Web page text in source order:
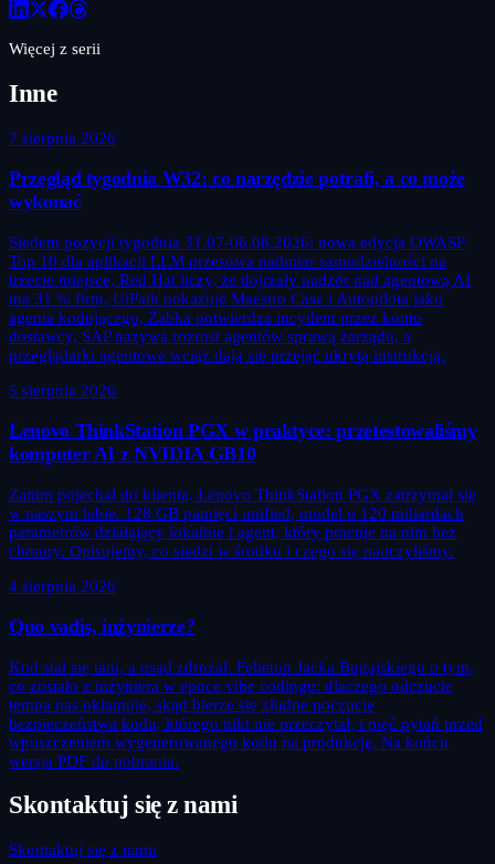
Więcej z serii
Inne
7 sierpnia 2026
Przegląd tygodnia W32: co narzędzie potrafi, a co może
wykonać
Siedem pozycji tygodnia 31.07-06.08.2026: nowa edycja OWASP
Top 10 dla aplikacji LLM przesuwa nadmiar samodzielności na
trzecie miejsce, Red Hat liczy, że dojrzały nadzór nad agentową AI
ma 31 % firm, UiPath pokazuje Maestro Case i Autopilota jako
agenta kodującego, Żabka potwierdza incydent przez konto
dostawcy, SAP nazywa rozrost agentów sprawą zarządu, a
przeglądarki agentowe wciąż dają się przejąć ukrytą instrukcją.
5 sierpnia 2026
Lenovo ThinkStation PGX w praktyce: przetestowaliśmy
komputer AI z NVIDIA GB10
Zanim pojechał do klienta, Lenovo ThinkStation PGX zatrzymał się
w naszym labie. 128 GB pamięci unified, model o 120 miliardach
parametrów działający lokalnie i agent, który pracuje na nim bez
chmury. Opisujemy, co siedzi w środku i czego się nauczyliśmy.
4 sierpnia 2026
Quo vadis, inżynierze?
Kod stał się tani, a osąd zdrożał. Felieton Jacka Bugajskiego o tym,
co zostało z inżyniera w epoce vibe codingu: dlaczego odczucie
tempa nas okłamuje, skąd bierze się złudne poczucie
bezpieczeństwa kodu, którego nikt nie przeczytał, i pięć pytań przed
wpuszczeniem wygenerowanego kodu na produkcję. Na końcu
wersja PDF do pobrania.
Skontaktuj się z nami
Skontaktuj się z nami